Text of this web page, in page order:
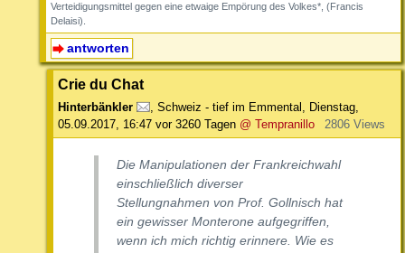
Verteidigungsmittel gegen eine etwaige Empörung des Volkes*, (Francis
Delaisi).
antworten
Crie du Chat
Hinterbänkler , Schweiz - tief im Emmental , Dienstag,
05.09.2017, 16:47 vor 3260 Tagen @ Tempranillo 2806 Views
Die Manipulationen der Frankreichwahl
einschließlich diverser
Stellungnahmen von Prof. Gollnisch hat
ein gewisser Monterone aufgegriffen,
wenn ich mich richtig erinnere. Wie es